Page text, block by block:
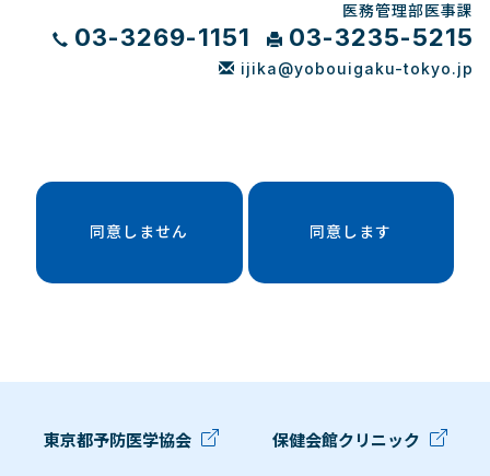
医務管理部医事課
03-3269-1151 03-3235-5215
ijika@yobouigaku-tokyo.jp
同意しません 同意します
東京都予防医学協会 保健会館クリニック